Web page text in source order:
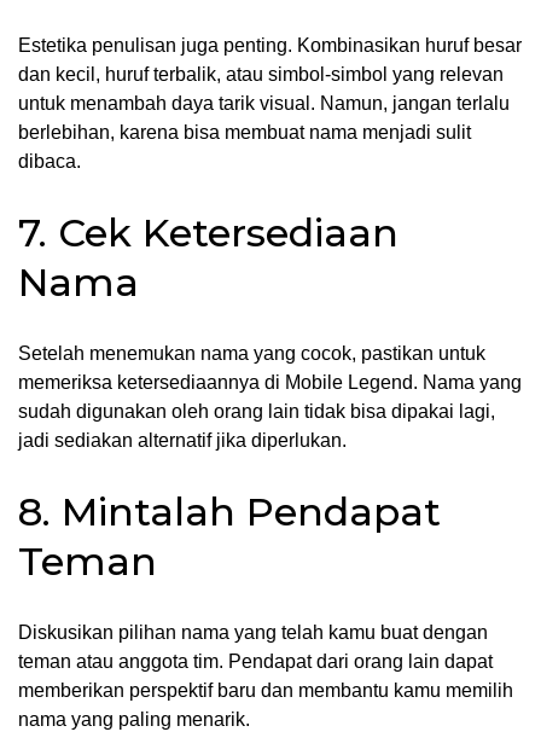
Estetika penulisan juga penting. Kombinasikan huruf besar
dan kecil, huruf terbalik, atau simbol-simbol yang relevan
untuk menambah daya tarik visual. Namun, jangan terlalu
berlebihan, karena bisa membuat nama menjadi sulit
dibaca.
7. Cek Ketersediaan
Nama
Setelah menemukan nama yang cocok, pastikan untuk
memeriksa ketersediaannya di Mobile Legend. Nama yang
sudah digunakan oleh orang lain tidak bisa dipakai lagi,
jadi sediakan alternatif jika diperlukan.
8. Mintalah Pendapat
Teman
Diskusikan pilihan nama yang telah kamu buat dengan
teman atau anggota tim. Pendapat dari orang lain dapat
memberikan perspektif baru dan membantu kamu memilih
nama yang paling menarik.